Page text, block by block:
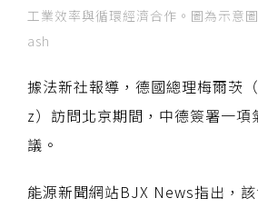
工業效率與循環經濟合作。圖為示意
ash
據法新社報導，德國總理梅爾茨
z）訪問北京期間，中德簽署一項
議。
能源新聞網站BJX News指出，